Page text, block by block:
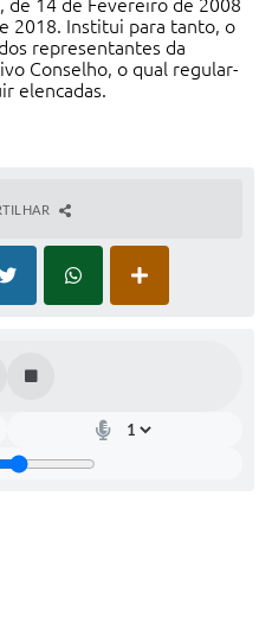
de 14 de Fevereiro de 2008
2018. Institui para tanto, o
representantes da
Conselho, o qual regular-
elencadas.